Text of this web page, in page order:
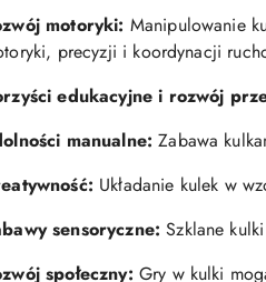
motoryki: Manipulowanie
precyzji i koordynacji
edukacyjne i rozwój
manualne: Zabawa
Układanie kulek w
sensoryczne: Szklane
społeczny: Gry w kulki